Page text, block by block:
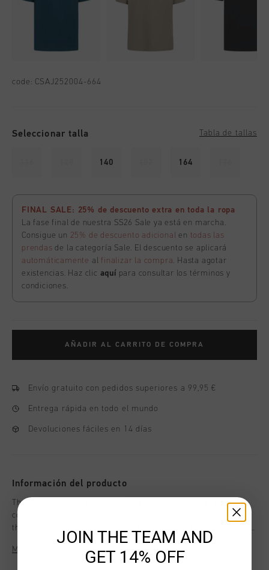
code: CSAJ252004-664
Seleccionar talla Tabla de tallas
140 164
FINAL SALE: 25% de descuento extra en toda la ropa
La fase final de nuestra SS26 Sale ya está en marcha.
Consigue un 25% de descuento adicional en todas las
prendas de la categoría Sale. El descuento se aplicará
automáticamente al finalizar la compra. Hasta agotar
existencias. Haz clic aquí para consultar los términos y
condiciones.
AÑADIR AL CARRITO DE COMPRA
Envío gratuito con pedidos superiores a 99,95 €
Entrega rápida en todo el mundo
Devoluciones fáciles en 14 días
Información del producto
The Energized Polo by Cruyff is a soft cotton tee that
combines style and comfort. In a versatile blue depths color,
this unisex junior polo features the iconic embroidered Cruyff
C Lion logo on the front. With a regular fit, it offers a timeless
look suitable for both casual and semi-casual occasions. A
Más información
JOIN THE TEAM AND
GET 14% OFF